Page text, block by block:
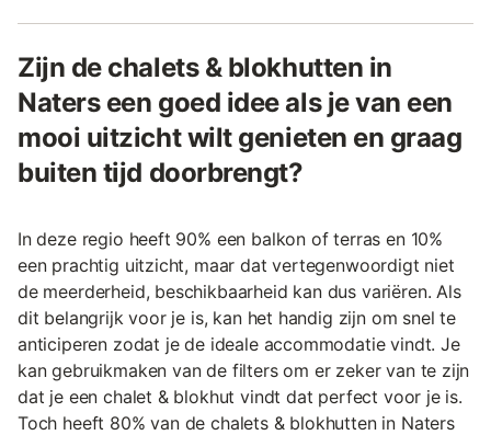
Zijn de chalets & blokhutten in
Naters een goed idee als je van een
mooi uitzicht wilt genieten en graag
buiten tijd doorbrengt?
In deze regio heeft 90% een balkon of terras en 10%
een prachtig uitzicht, maar dat vertegenwoordigt niet
de meerderheid, beschikbaarheid kan dus variëren. Als
dit belangrijk voor je is, kan het handig zijn om snel te
anticiperen zodat je de ideale accommodatie vindt. Je
kan gebruikmaken van de filters om er zeker van te zijn
dat je een chalet & blokhut vindt dat perfect voor je is.
Toch heeft 80% van de chalets & blokhutten in Naters